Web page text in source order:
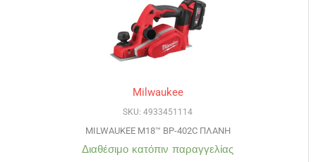
Milwaukee
SKU: 4933451114
MILWAUKEE M18™ BP-402C ΠΛΑΝΗ
Διαθέσιμο κατόπιν παραγγελίας